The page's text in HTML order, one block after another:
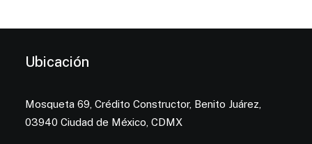
Ubicación
Mosqueta 69, Crédito Constructor, Benito Juárez,
03940 Ciudad de México, CDMX